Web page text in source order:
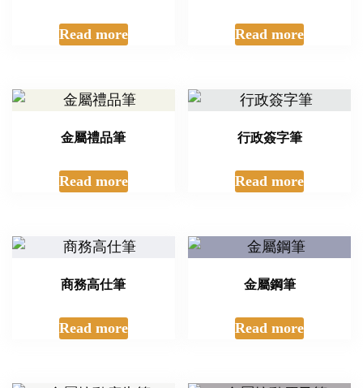
Read more Read more
金屬禮品筆
Read more
行政簽字筆
Read more
商務高仕筆
Read more
金屬鋼筆
Read more